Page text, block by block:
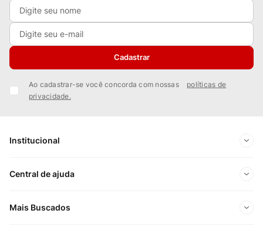
Cadastrar
Ao cadastrar-se você concorda com nossas
políticas de
privacidade.
Institucional
Sobre Nós
Central de ajuda
Minha conta
Mais Buscados